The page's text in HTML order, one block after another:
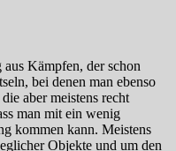
Kämpfen, der schon
bei denen man ebenso
aber meistens recht
man mit ein wenig
kommen kann. Meistens
Objekte und um den